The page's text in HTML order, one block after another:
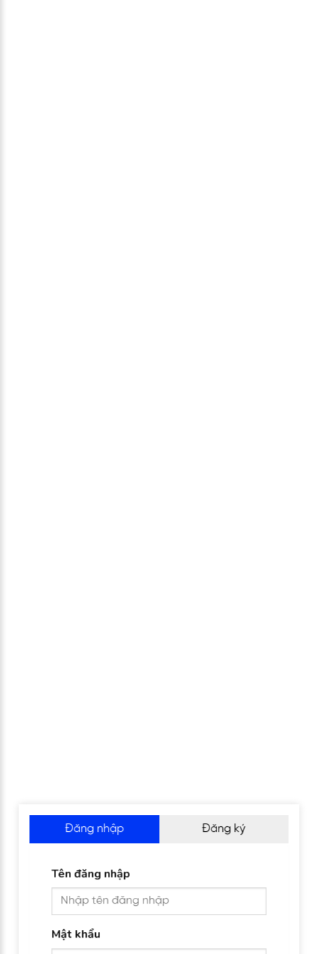
Đăng nhập Đăng ký
Tên đăng nhập
Mật khẩu